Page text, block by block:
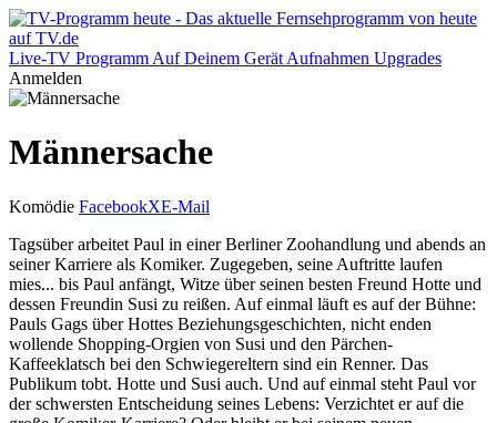
Live-TV Programm Auf Deinem Gerät Aufnahmen Upgrades
Anmelden
Männersache
Komödie FacebookXE-Mail
Tagsüber arbeitet Paul in einer Berliner Zoohandlung und abends an
seiner Karriere als Komiker. Zugegeben, seine Auftritte laufen
mies... bis Paul anfängt, Witze über seinen besten Freund Hotte und
dessen Freundin Susi zu reißen. Auf einmal läuft es auf der Bühne:
Pauls Gags über Hottes Beziehungsgeschichten, nicht enden
wollende Shopping-Orgien von Susi und den Pärchen-
Kaffeeklatsch bei den Schwiegereltern sind ein Renner. Das
Publikum tobt. Hotte und Susi auch. Und auf einmal steht Paul vor
der schwersten Entscheidung seines Lebens: Verzichtet er auf die